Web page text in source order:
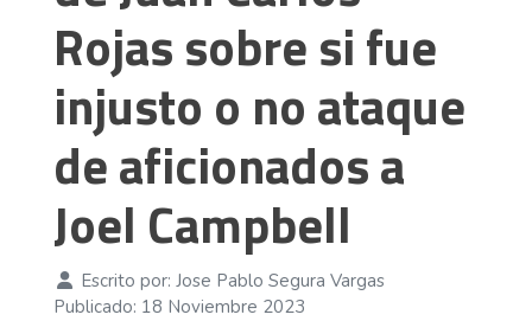
Rojas sobre si fue
injusto o no ataque
de aficionados a
Joel Campbell
Escrito por: Jose Pablo Segura Vargas
Publicado: 18 Noviembre 2023